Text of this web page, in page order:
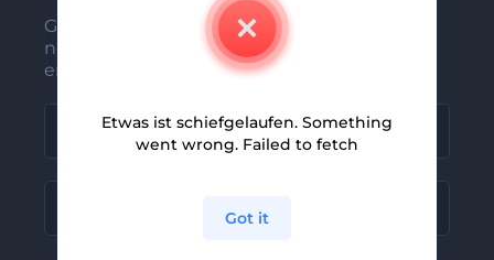
Gehören Sie zu den Ersten, die unsere
neuesten Nachrichten und Angebote
erhalten
Etwas ist schiefgelaufen. Something
went wrong. Failed to fetch
Got it